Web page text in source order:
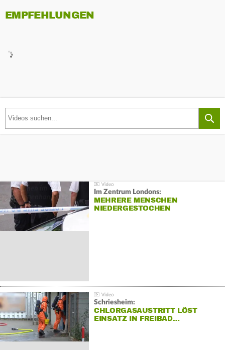
EMPFEHLUNGEN
Im Zentrum Londons:
MEHRERE MENSCHEN
NIEDERGESTOCHEN
Schriesheim:
CHLORGASAUSTRITT LÖST
EINSATZ IN FREIBAD…